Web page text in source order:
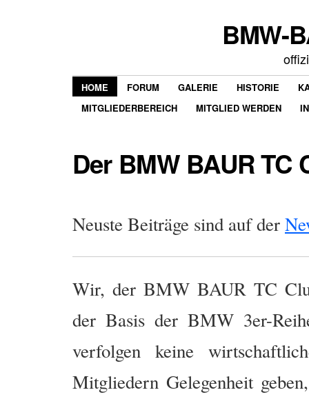
BMW-
HOME FORUM GALERIE HISTORIE
MITGLIEDERBEREICH
MITGLIED WERDEN
Der BMW BAUR TC
Neuste Beiträge sind auf der
Wir, der BMW BAUR TC
der Basis der BMW 3er-
verfolgen keine
Mitgliedern Gelegenheit